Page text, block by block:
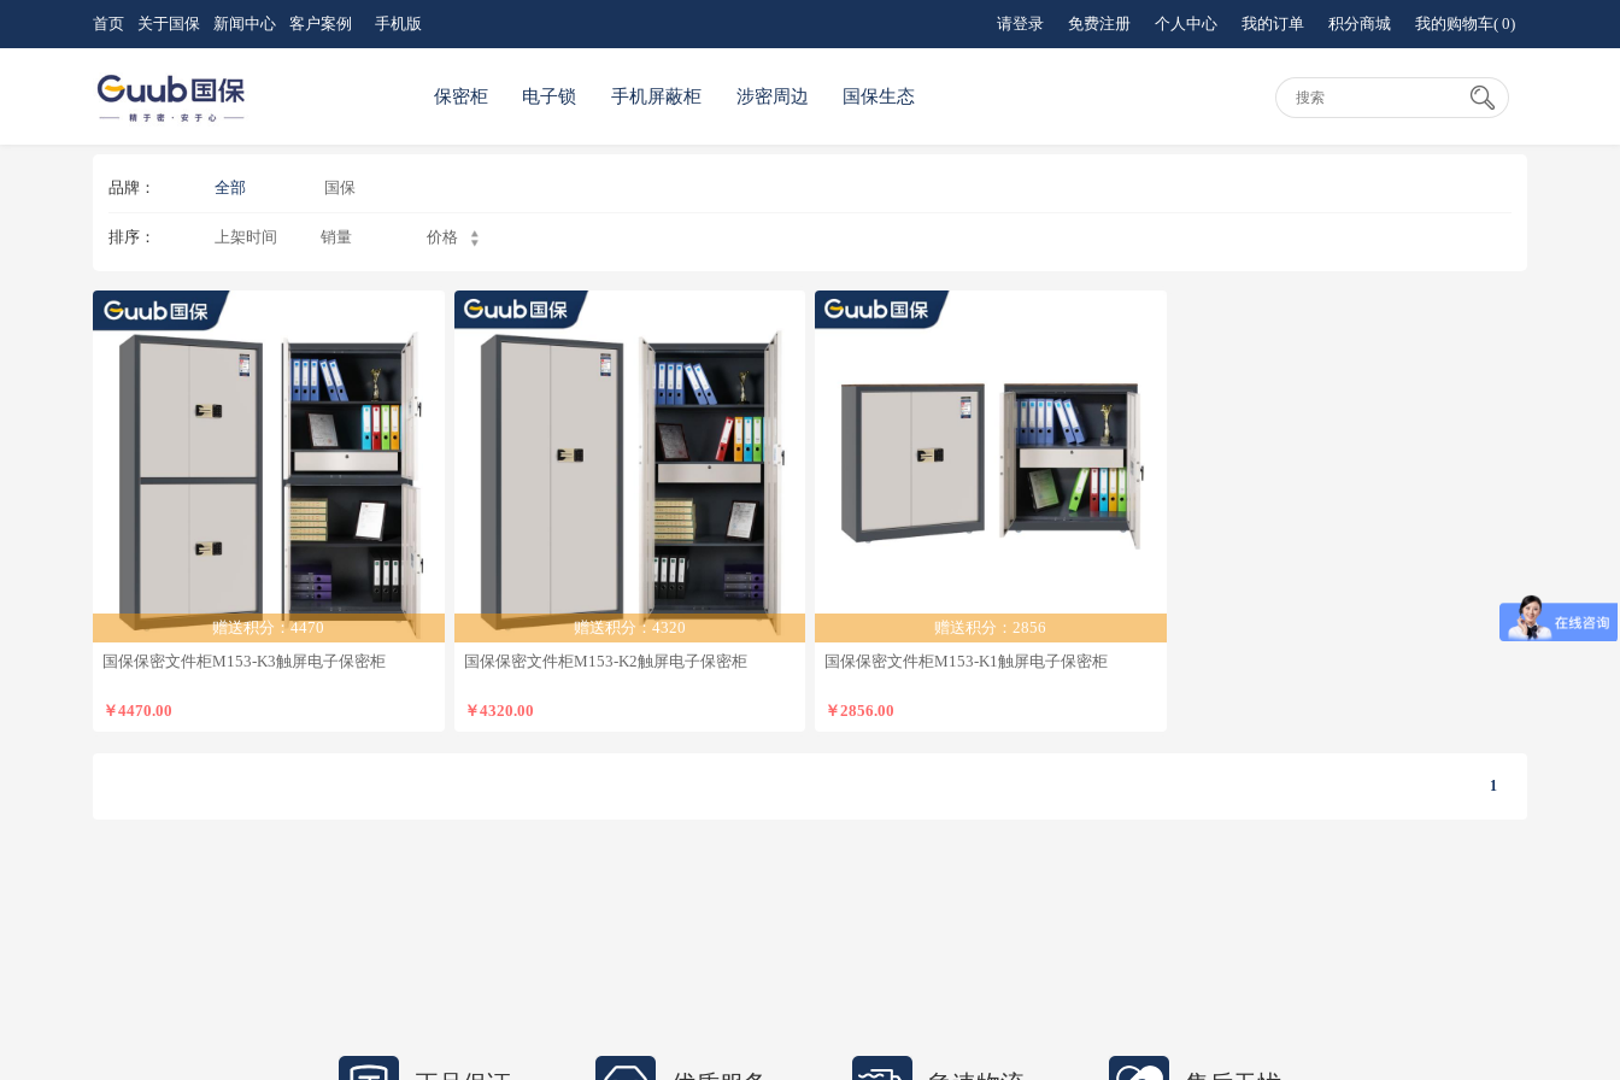
首页 关于国保 新闻中心 客户案例 手机版 请登录 免费注册 个人中心 我的订单 积分商城 我的购物车( 0)
保密柜 电子锁 手机屏蔽柜 涉密周边 国保生态
品牌： 全部 国保
排序： 上架时间 销量 价格
赠送积分：4470
国保保密文件柜M153-K3触屏电子保密柜
￥4470.00
赠送积分：4320
国保保密文件柜M153-K2触屏电子保密柜
￥4320.00
赠送积分：2856
国保保密文件柜M153-K1触屏电子保密柜
￥2856.00
1